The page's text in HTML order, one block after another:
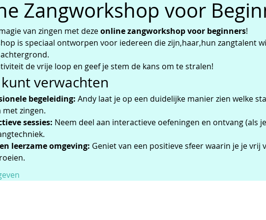
Zangworkshop voor
van zingen met deze online zangworkshop voor beginners!
is speciaal ontworpen voor iedereen die zijn,haar,hun zangtalent
de vrije loop en geef je stem de kans om te stralen!
verwachten
begeleiding: Andy laat je op een duidelijke manier zien welke
zingen.
sessies: Neem deel aan interactieve oefeningen en ontvang (als
leerzame omgeving: Geniet van een positieve sfeer waarin je je